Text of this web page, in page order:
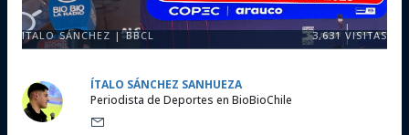
ITALO SÁNCHEZ | BBCL 3,631 VISITAS
ÍTALO SÁNCHEZ SANHUEZA
Periodista de Deportes en BioBioChile